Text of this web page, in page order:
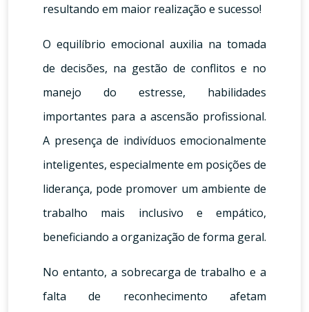
resultando em maior realização e sucesso!
O equilíbrio emocional auxilia na tomada
de decisões, na gestão de conflitos e no
manejo do estresse, habilidades
importantes para a ascensão profissional.
A presença de indivíduos emocionalmente
inteligentes, especialmente em posições de
liderança, pode promover um ambiente de
trabalho mais inclusivo e empático,
beneficiando a organização de forma geral.
No entanto, a sobrecarga de trabalho e a
falta de reconhecimento afetam